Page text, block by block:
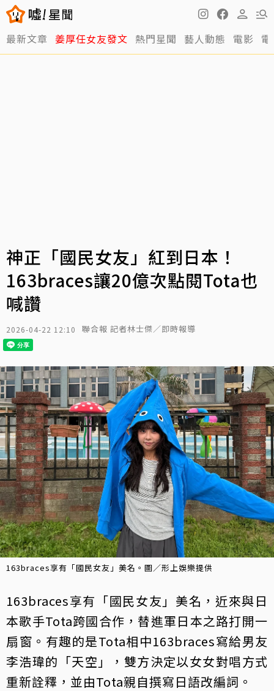
最新文章 姜厚任女友發文 熱門星聞 藝人動態 電影
神正「國民女友」紅到日本！
163braces讓20億次點閱Tota也
喊讚
2026-04-22 12:10 聯合報 記者林士傑／即時報導
163braces享有「國民女友」美名。圖／形上娛樂提供
163braces享有「國民女友」美名，近來與日
本歌手Tota跨國合作，替進軍日本之路打開一
扇窗。有趣的是Tota相中163braces寫給男友
李浩瑋的「天空」，雙方決定以女女對唱方式
重新詮釋，並由Tota親自撰寫日語改編詞。